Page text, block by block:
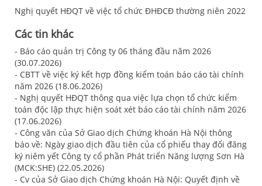
Nghị quyết HĐQT về việc tổ chức ĐHĐCĐ thường niên 2022
Các tin khác
- Báo cáo quản trị Công ty 06 tháng đầu năm 2026
(30.07.2026)
- CBTT về việc ký kết hợp đồng kiểm toán báo cáo tài chính
năm 2026 (18.06.2026)
- Nghị quyết HĐQT thông qua việc lựa chọn tổ chức kiểm
toán độc lập thực hiện soát xét báo cáo tài chính năm 2026
(17.06.2026)
- Công văn của Sở Giao dịch Chứng khoán Hà Nội thông
báo về: Ngày giao dịch đầu tiên của cổ phiếu thay đổi đăng
ký niêm yết Công ty cổ phần Phát triển Năng lượng Sơn Hà
(MCK:SHE) (22.05.2026)
- Cv của Sở Giao dịch Chứng khoán Hà Nội: Quyết định về